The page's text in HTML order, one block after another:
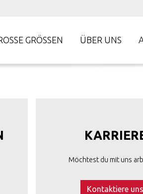
Möchtest du mit uns
Kontaktiere uns
GRÖSSEN ÜBER UNS